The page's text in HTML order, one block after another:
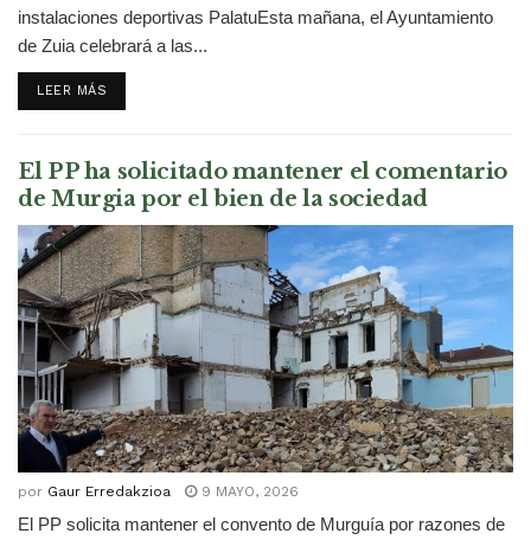
instalaciones deportivas PalatuEsta mañana, el Ayuntamiento
de Zuia celebrará a las...
LEER MÁS
El PP ha solicitado mantener el comentario
de Murgia por el bien de la sociedad
por Gaur Erredakzioa 9 MAYO, 2026
El PP solicita mantener el convento de Murguía por razones de